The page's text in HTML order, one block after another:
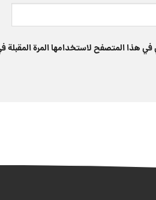
في هذا المتصفح لاستخدامها المرة المقبلة